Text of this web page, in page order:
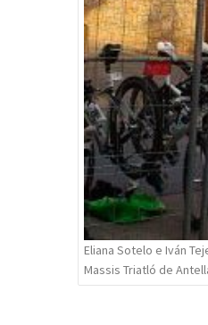
Eliana Sotelo e Iván
Massis Triatló de